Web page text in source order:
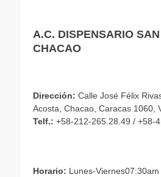
A.C. DISPENSARIO
CHACAO
Dirección: Calle José Félix
Acosta, Chacao, Caracas 1060,
Telf.: +58-212-265.28.49 / +58-
Horario: Lunes-